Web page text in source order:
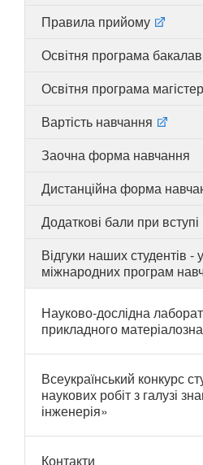
Правила прийому
Освітня програма
Освітня програма
Вартість навчання
Заочна форма навчання
Дистанційна форма
Додаткові бали при вступі
Відгуки наших студентів -
міжнародних програм
Науково-дослідна
прикладного
Всеукраїнський конкурс
наукових робіт з галузі
інженерія»
Контакти